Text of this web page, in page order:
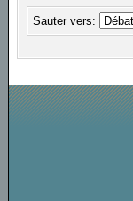
Sauter vers: